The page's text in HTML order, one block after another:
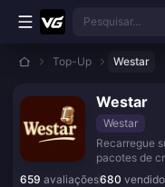
Ir para o conteúdo principal
Pesquisar...
Top-Up Westar
Westar
Westar
Recarregue
pacotes de
e
659 avaliações680 vendido